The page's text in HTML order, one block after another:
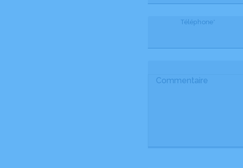
Téléphone*
Commentaire